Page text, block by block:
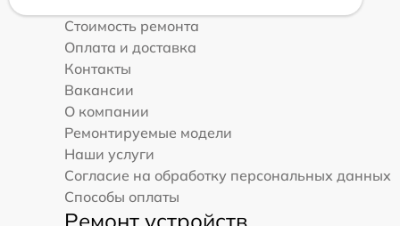
Стоимость ремонта
Оплата и доставка
Контакты
Вакансии
О компании
Ремонтируемые модели
Наши услуги
Согласие на обработку персональных данных
Способы оплаты
Ремонт устройств